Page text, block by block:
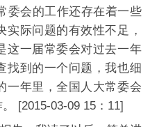
委会的工作还存在着一些
实际问题的有效性不足，
这一届常委会对过去一年
找到的一个问题，我也细
一年里，全国人大常委会
[2015-03-09 15：11]